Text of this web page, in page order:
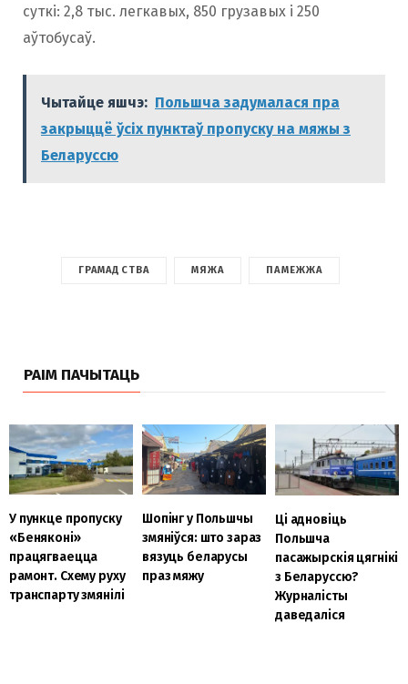
суткі: 2,8 тыс. легкавых, 850 грузавых і 250
аўтобусаў.
Чытайце яшчэ: Польшча задумалася пра
закрыццё ўсіх пунктаў пропуску на мяжы з
Беларуссю
ГРАМАДСТВА МЯЖА ПАМЕЖЖА
РАІМ ПАЧЫТАЦЬ
У пункце пропуску
«Беняконі»
працягваецца
рамонт. Схему руху
транспарту змянілі
Шопінг у Польшчы
змяніўся: што зараз
вязуць беларусы
праз мяжу
Ці адновіць
Польшча
пасажырскія цягнікі
з Беларуссю?
Журналісты
даведаліся